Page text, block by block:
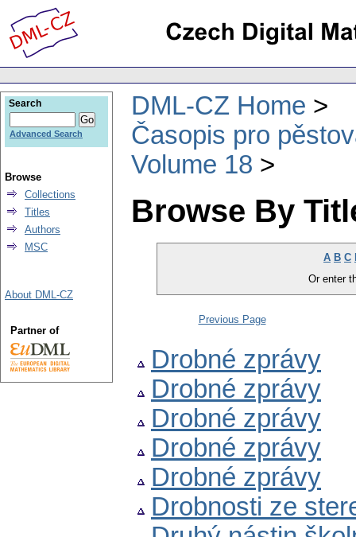
DML-CZ Home
Časopis pro
Volume 18
Browse By
A B C
Or enter
Previous Page
Drobné zprávy
Drobné zprávy
Drobné zprávy
Drobné zprávy
Drobné zprávy
Drobnosti ze
Search
Advanced Search
Browse
Collections
Titles
Authors
MSC
About DML-CZ
Partner of